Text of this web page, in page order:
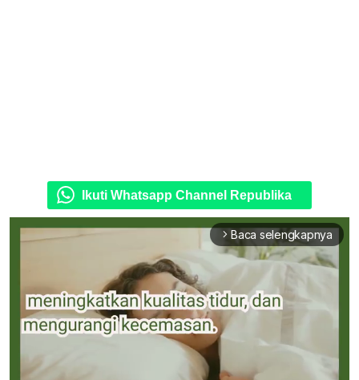
Ikuti Whatsapp Channel Republika
arrow_forward_ios Baca selengkapnya